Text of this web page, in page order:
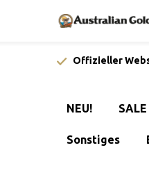
Offizieller
NEU! SALE
Sonstiges